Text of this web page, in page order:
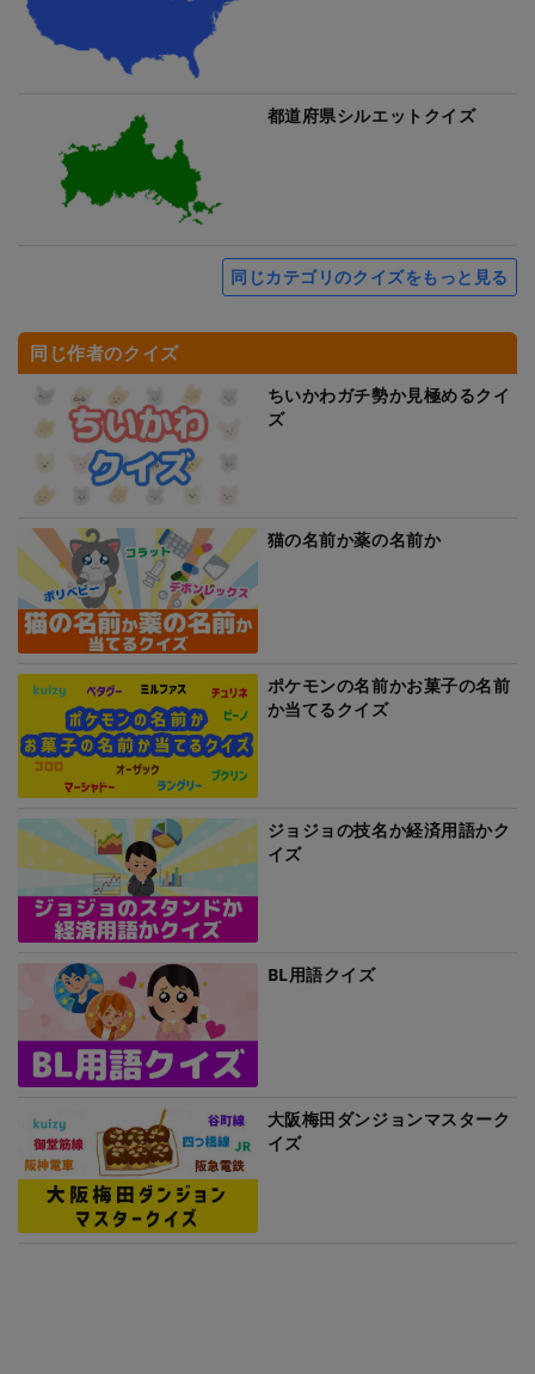
都道府県シルエットクイズ
同じカテゴリのクイズをもっと見る
同じ作者のクイズ
ちいかわガチ勢か見極めるクイ
ズ
猫の名前か薬の名前か
ポケモンの名前かお菓子の名前
か当てるクイズ
ジョジョの技名か経済用語かク
イズ
BL用語クイズ
大阪梅田ダンジョンマスターク
イズ